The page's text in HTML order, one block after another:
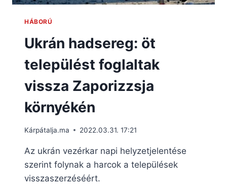
HÁBORÚ
Ukrán hadsereg: öt
települést foglaltak
vissza Zaporizzsja
környékén
Kárpátalja.ma 2022.03.31. 17:21
Az ukrán vezérkar napi helyzetjelentése
szerint folynak a harcok a települések
visszaszerzéséért.